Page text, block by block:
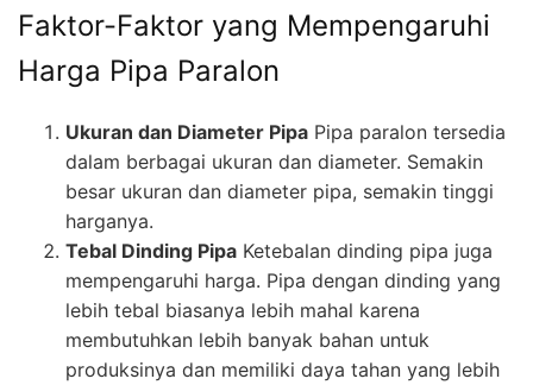
Faktor-Faktor yang Mempengaruhi
Harga Pipa Paralon
Ukuran dan Diameter Pipa Pipa paralon tersedia
dalam berbagai ukuran dan diameter. Semakin
besar ukuran dan diameter pipa, semakin tinggi
harganya.
Tebal Dinding Pipa Ketebalan dinding pipa juga
mempengaruhi harga. Pipa dengan dinding yang
lebih tebal biasanya lebih mahal karena
membutuhkan lebih banyak bahan untuk
produksinya dan memiliki daya tahan yang lebih